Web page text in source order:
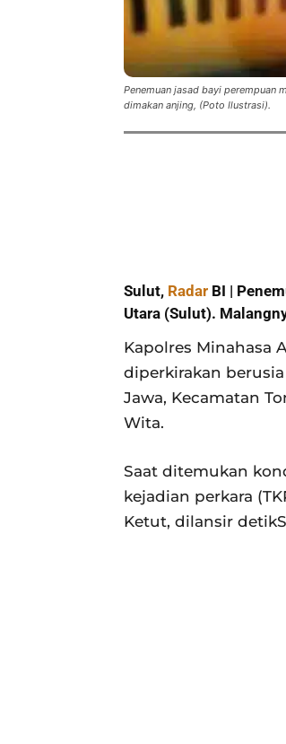
Penemuan jasad bayi perempuan
dimakan anjing, (Poto Ilustrasi).
Sulut, Radar BI |
Utara (Sulut).
Kapolres Minahasa
diperkirakan
Jawa, Kecamatan
Wita.
Saat ditemukan
kejadian perkara
Ketut, dilansir